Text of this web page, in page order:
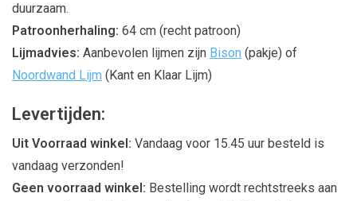
duurzaam.
Patroonherhaling: 64 cm (recht patroon)
Lijmadvies: Aanbevolen lijmen zijn Bison (pakje) of
Noordwand Lijm (Kant en Klaar Lijm)
Levertijden:
Uit Voorraad winkel: Vandaag voor 15.45 uur besteld is
vandaag verzonden!
Geen voorraad winkel: Bestelling wordt rechtstreeks aan